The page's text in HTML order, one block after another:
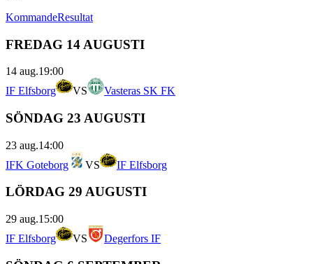
KommandeResultat
FREDAG 14 AUGUSTI
14 aug.19:00
IF Elfsborg
VS Vasteras SK FK
SÖNDAG 23 AUGUSTI
23 aug.14:00
IFK Goteborg
VS IF Elfsborg
LÖRDAG 29 AUGUSTI
29 aug.15:00
IF Elfsborg
VS Degerfors IF